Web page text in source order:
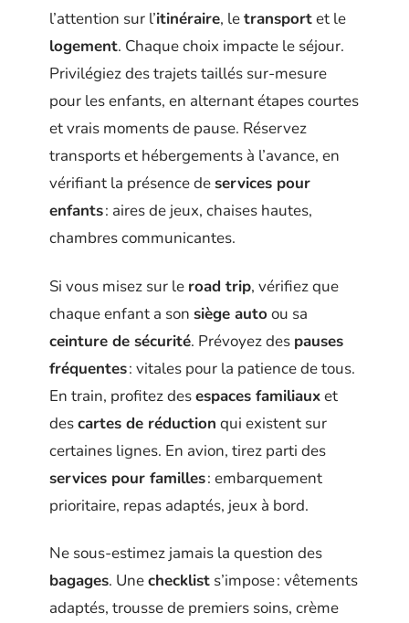
l’attention sur l’itinéraire, letransportet le
logement. Chaque choix impacte le séjour.
Privilégiez des trajets taillés sur-mesure
pour les enfants, en alternant étapes courtes
et vrais moments de pause. Réservez
transports et hébergements à l’avance, en
vérifiant la présence deservices pour
enfants: aires de jeux, chaises hautes,
chambres communicantes.
Si vous misez sur le road trip, vérifiez que
chaque enfant a son siège auto ou sa
ceinture de sécurité. Prévoyez des pauses
fréquentes: vitales pour la patience de tous.
En train, profitez desespaces familiauxet
descartes de réduction qui existent sur
certaines lignes. En avion, tirez parti des
services pour familles: embarquement
prioritaire, repas adaptés, jeux à bord.
Ne sous-estimez jamais la question des
bagages. Unechecklist s’impose : vêtements
adaptés, trousse de premiers soins, crème